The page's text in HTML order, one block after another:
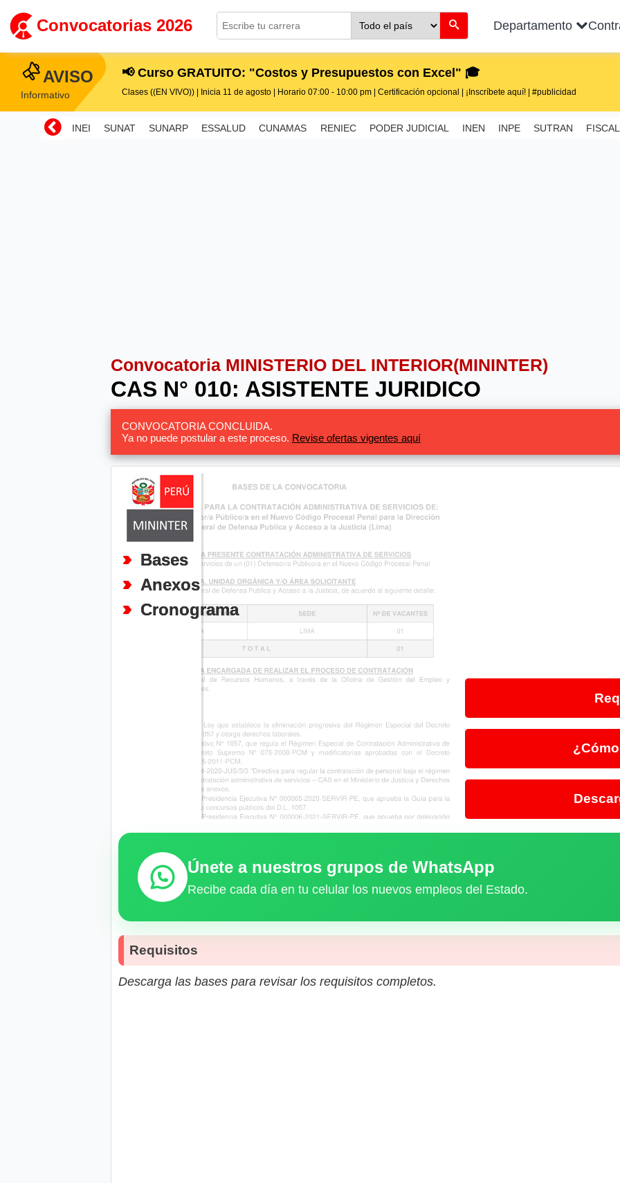
Convocatorias 2026 Departamento
AVISO
Informativo
📢 Curso GRATUITO: "Costos y Presupuestos con Excel" 🎓
Clases ((EN VIVO)) | Inicia 11 de agosto | Horario 07:00 - 10:00 pm | Certificación opcional | ¡Inscríbete aquí! | #publicidad
INEI SUNAT SUNARP ESSALUD CUNAMAS RENIEC PODER JUDICIAL INEN INPE SUTRAN
Convocatoria MINISTERIO DEL INTERIOR(MININTER)
CAS N° 010: ASISTENTE JURIDICO
CONVOCATORIA CONCLUIDA.
Ya no puede postular a este proceso. Revise ofertas vigentes aquí
Bases
Anexos
Cronograma
Únete a nuestros grupos de WhatsApp
Recibe cada día en tu celular los nuevos empleos del Estado.
Requisitos
Descarga las bases para revisar los requisitos completos.